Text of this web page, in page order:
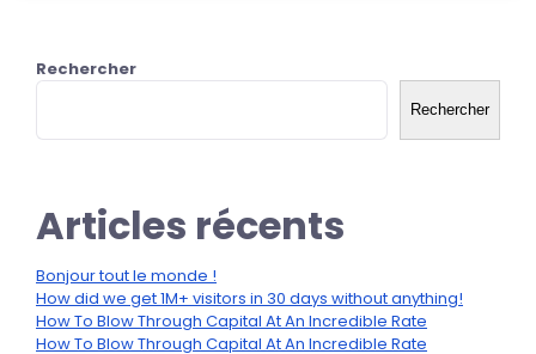
Rechercher
Rechercher
Articles récents
Bonjour tout le monde !
How did we get 1M+ visitors in 30 days without anything!
How To Blow Through Capital At An Incredible Rate
How To Blow Through Capital At An Incredible Rate